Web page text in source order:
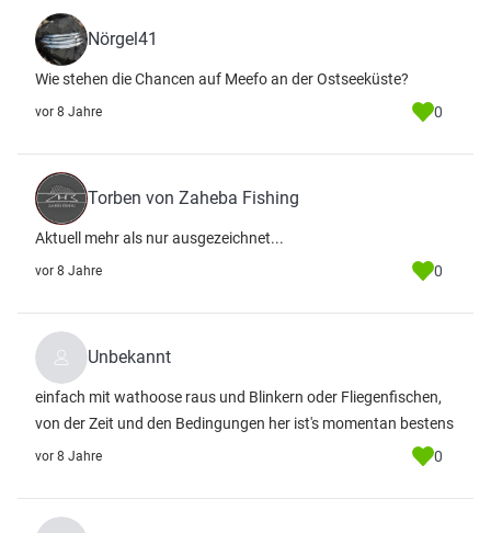
Nörgel41
Wie stehen die Chancen auf Meefo an der Ostseeküste?
vor 8 Jahre 0
Torben von Zaheba Fishing
Aktuell mehr als nur ausgezeichnet...
vor 8 Jahre 0
Unbekannt
einfach mit wathoose raus und Blinkern oder Fliegenfischen,
von der Zeit und den Bedingungen her ist's momentan bestens
vor 8 Jahre 0